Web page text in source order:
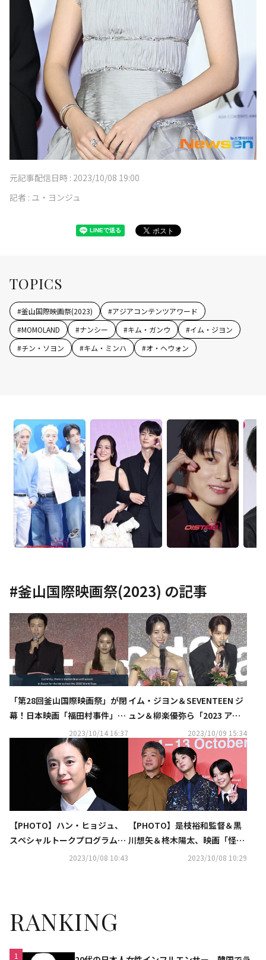
元記事配信日時 : 2023/10/08 19:00
記者 : ユ・ヨンジュ
TOPICS
#釜山国際映画祭(2023) #アジアコンテンツアワード
#MOMOLAND #ナンシー #キム・ガンウ #イム・ジヨン
#チン・ソヨン #キム・ミンハ #オ・ヘウォン
#釜山国際映画祭(2023) の記事
「第28回釜山国際映画祭」が閉
幕！日本映画「福田村事件」は
ニューカレンツ賞を受賞（総
2023/10/14 16:37
イム・ジヨン＆SEVENTEEN ジ
ュン＆柳楽優弥ら「2023 アジ
アコンテンツアワード」で続々
受賞！「ムービング」は6冠に
（総合）
2023/10/09 15:34
【PHOTO】ハン・ヒョジュ、
スペシャルトークプログラム
「アクターズハウス」のイベン
2023/10/08 10:43
【PHOTO】是枝裕和監督＆黒
川想矢＆柊木陽太、映画「怪
物」の記者懇談会に出席
2023/10/08 10:29
RANKING
1